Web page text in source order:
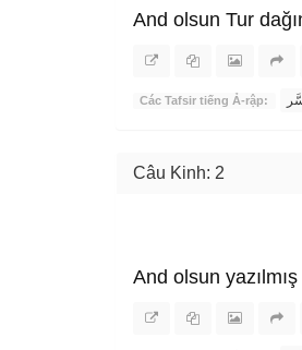
And olsun Tur
Các Tafsir tiếng Ả-rập:
Câu Kinh: 2
And olsun